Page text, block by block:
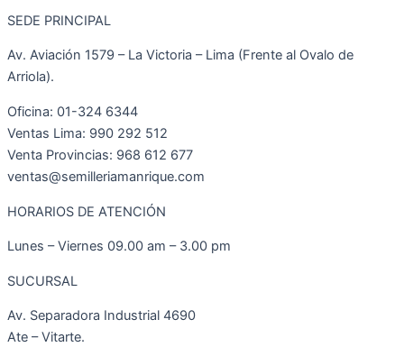
SEDE PRINCIPAL
Av. Aviación 1579 – La Victoria – Lima (Frente al Ovalo de
Arriola).
Oficina: 01-324 6344
Ventas Lima: 990 292 512
Venta Provincias: 968 612 677
ventas@semilleriamanrique.com
HORARIOS DE ATENCIÓN
Lunes – Viernes 09.00 am – 3.00 pm
SUCURSAL
Av. Separadora Industrial 4690
Ate – Vitarte.